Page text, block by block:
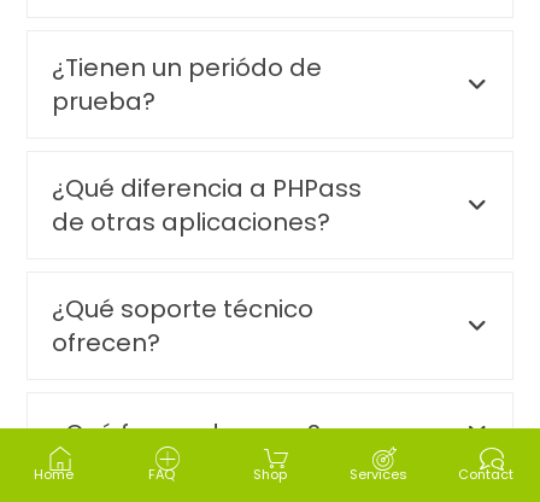
¿Tienen un periódo de
prueba?
¿Qué diferencia a PHPass
de otras aplicaciones?
¿Qué soporte técnico
ofrecen?
¿Qué forma de pago?
Home FAQ Shop Services Contact